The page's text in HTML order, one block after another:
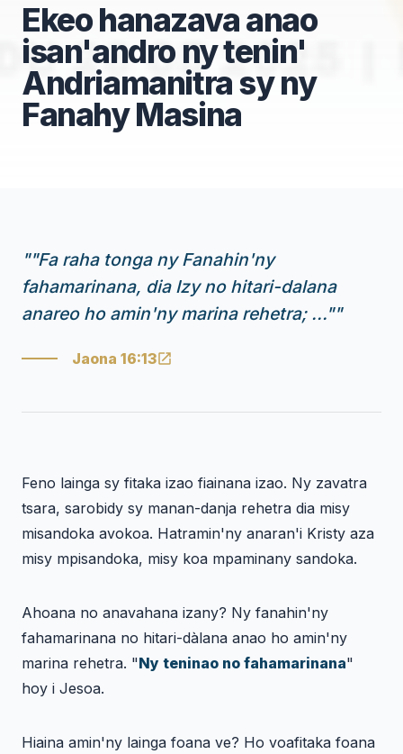
Ekeo hanazava anao
isan'andro ny tenin'
Andriamanitra sy ny
Fanahy Masina
""Fa raha tonga ny Fanahin'ny
fahamarinana, dia Izy no hitari-dalana
anareo ho amin'ny marina rehetra; ...""
Jaona 16:13
Feno lainga sy fitaka izao fiainana izao. Ny zavatra
tsara, sarobidy sy manan-danja rehetra dia misy
misandoka avokoa. Hatramin'ny anaran'i Kristy aza
misy mpisandoka, misy koa mpaminany sandoka.
Ahoana no anavahana izany? Ny fanahin'ny
fahamarinana no hitari-dàlana anao ho amin'ny
marina rehetra. "Ny teninao no fahamarinana"
hoy i Jesoa.
Hiaina amin'ny lainga foana ve? Ho voafitaka foana